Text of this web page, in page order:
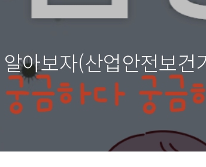
아보자(산업안전보